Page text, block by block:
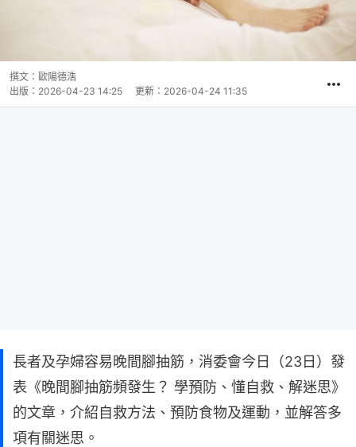
撰文： 歐陽德浩
出版： 2026-04-23 14:25 更新： 2026-04-24 11:35
長者及孕婦容易晚間腳抽筋，消委會今日（23日）發
表《晚間腳抽筋頻發生？ 學預防、懂自救、解迷思》
的文章，介紹自救方法、預防食物及運動，並解答多
項有關迷思。